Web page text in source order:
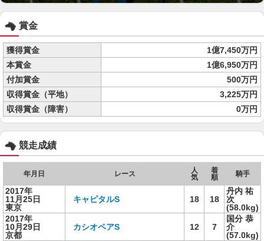
賞金
獲得賞金
1億7,450万円
本賞金
1億6,950万円
付加賞金
500万円
収得賞金（平地）
3,225万円
収得賞金（障害）
0万円
競走成績
年月日 レース
人
気
着
順
騎手
2017年
11月25日
東京
キャピタルS 18 18
丹内 祐
次
(58.0kg)
2017年
10月29日
京都
カシオペアS 12 7
国分 恭
介
(57.0kg)